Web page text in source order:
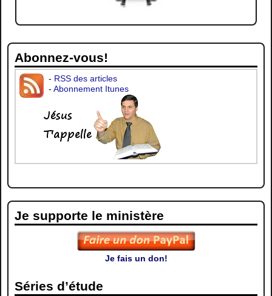
Abonnez-vous!
- RSS des articles
-Abonnement Itunes
Je supporte le ministère
Je fais un don!
Séries d’étude